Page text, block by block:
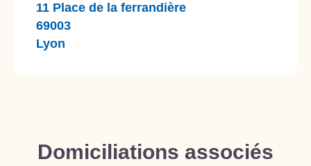
11 Place de la ferrandière
69003
Lyon
Domiciliations associés